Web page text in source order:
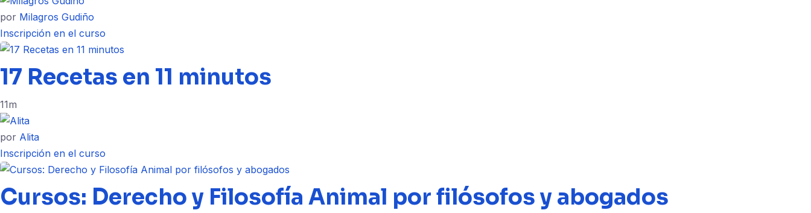
por Milagros Gudiño
Inscripción en el curso
17 Recetas en 11 minutos
11m
por Alita
Inscripción en el curso
Cursos: Derecho y Filosofía Animal por filósofos y abogados